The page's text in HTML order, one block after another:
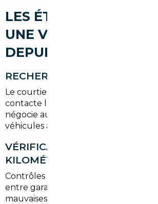
LES ÉTAPES POUR
UNE VOITURE
DEPUIS LA VILLE-DU-
RECHERCHE DU VÉHICULE
Le courtier scrute les annonces
contacte les vendeurs professionnels
négocie au nom de l'acheteur. Il
véhicules avec carnets d'entretien
VÉRIFICATION HISTORIQUE ET
KILOMÉTRAGE
Contrôles Car-Pass, rapports
entre garages : tout est vérifié pour
mauvaises surprises. Le kilométrage